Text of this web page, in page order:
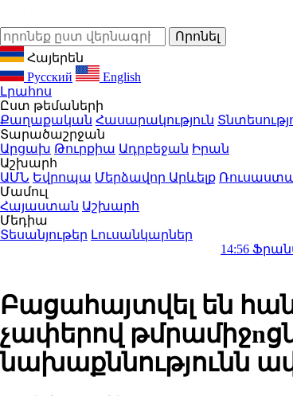
Հայերեն
Русский
English
Լրահոս
Ըստ թեմաների
Քաղաքական Հասարակություն
Տարածաշրջան
Արցախ Թուրքիա Ադրբեջան Իրան
Աշխարհ
ԱՄՆ Եվրոպա Մերձավոր Արևելք
Մամուլ
Հայաստան Աշխարհ
Մեդիա
Տեսանյութեր Լուսանկարներ
Ֆրանսիան
Բացահայտվել են
չափերով
նախաքննությունն